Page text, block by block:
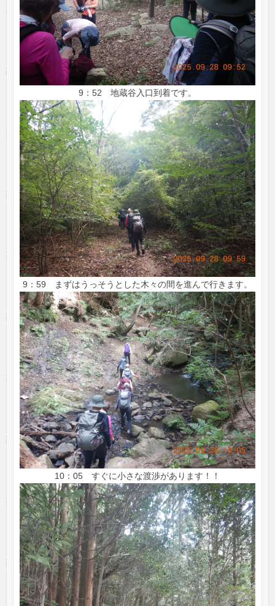
9：52 地蔵谷入口到着です。
9：59 まずはうっそうとした木々の間を進んで行きます。
10：05 すぐに小さな渡渉があります！！